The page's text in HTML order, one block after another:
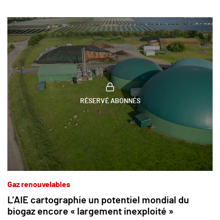
RÉSERVÉ ABONNÉS
Gaz renouvelables
L’AIE cartographie un potentiel mondial du
biogaz encore « largement inexploité »